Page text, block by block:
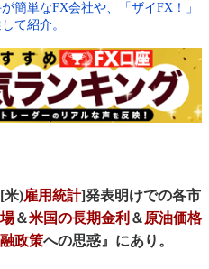
簡単なFX会社や、「ザイFX！」
て紹介。
米)雇用統計]発表明けでの各市
＆米国の長期金利 ＆原油価格
政策への思惑』にあり。